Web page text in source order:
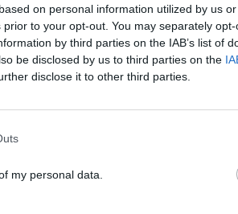
on personal information utilized by us
to your opt-out. You may separately
by third parties on the IAB’s list of
be disclosed by us to third parties on the
disclose it to other third parties.
my personal data.
Stress abzubauen.
Sie leicht in Ihren Alltag
um wertvolle Tipps und
des Raumes der Stille,
neuer Energie in das tägliche